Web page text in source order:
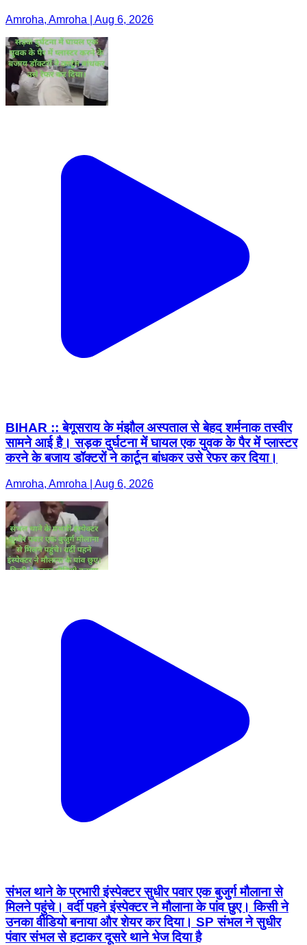
Amroha, Amroha | Aug 6, 2026
BIHAR :: बेगूसराय के मंझौल अस्पताल से बेहद शर्मनाक तस्वीर
सामने आई है। सड़क दुर्घटना में घायल एक युवक के पैर में प्लास्टर
करने के बजाय डॉक्टरों ने कार्टून बांधकर उसे रेफर कर दिया।
Amroha, Amroha | Aug 6, 2026
संभल थाने के प्रभारी इंस्पेक्टर सुधीर पवार एक बुजुर्ग मौलाना से
मिलने पहुंचे। वर्दी पहने इंस्पेक्टर ने मौलाना के पांव छुए। किसी ने
उनका वीडियो बनाया और शेयर कर दिया। SP संभल ने सुधीर
पंवार संभल से हटाकर दूसरे थाने भेज दिया है